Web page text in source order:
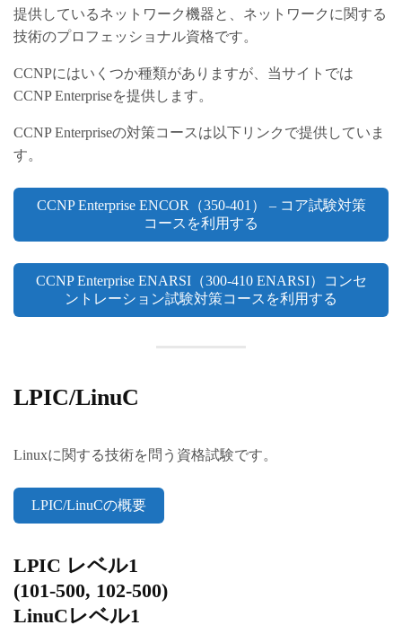
提供しているネットワーク機器と、ネットワークに関する
技術のプロフェッショナル資格です。
CCNPにはいくつか種類がありますが、当サイトでは
CCNP Enterpriseを提供します。
CCNP Enterpriseの対策コースは以下リンクで提供していま
す。
CCNP Enterprise ENCOR（350-401） – コア試験対策
コースを利用する
CCNP Enterprise ENARSI（300-410 ENARSI）コンセ
ントレーション試験対策コースを利用する
LPIC/LinuC
Linuxに関する技術を問う資格試験です。
LPIC/LinuCの概要
LPIC レベル1
(101-500, 102-500)
LinuCレベル1